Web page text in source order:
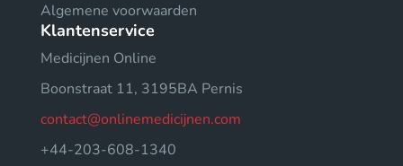
Algemene voorwaarden
Klantenservice
Medicijnen Online
Boonstraat 11, 3195BA Pernis
contact@onlinemedicijnen.com
+44-203-608-1340